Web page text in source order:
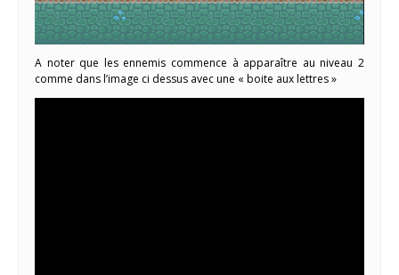
A noter que les ennemis commence à apparaître au niveau 2
comme dans l’image ci dessus avec une « boite aux lettres »